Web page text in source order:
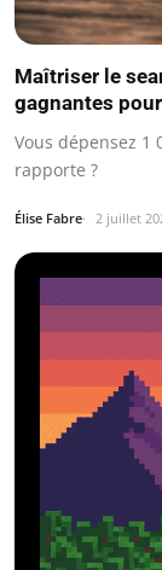
Maîtriser le
gagnantes
Vous dépensez 1
rapporte ?
Élise Fabre 2 juillet